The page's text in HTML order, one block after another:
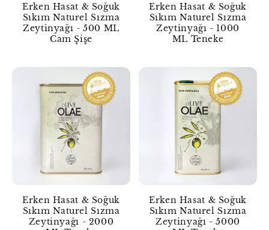
Erken Hasat & Soğuk
Sıkım Naturel Sızma
Zeytinyağı - 500 ML
Cam Şişe
Erken Hasat & Soğuk
Sıkım Naturel Sızma
Zeytinyağı - 1000
ML Teneke
Erken Hasat & Soğuk
Sıkım Naturel Sızma
Zeytinyağı - 2000
Erken Hasat & Soğuk
Sıkım Naturel Sızma
Zeytinyağı - 5000